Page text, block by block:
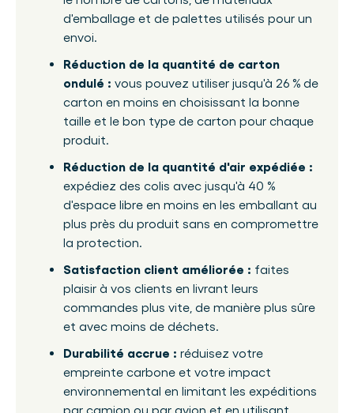
d'emballage et de palettes utilisés pour un
envoi.
Réduction de la quantité de carton
ondulé : vous pouvez utiliser jusqu'à 26 % de
carton en moins en choisissant la bonne
taille et le bon type de carton pour chaque
produit.
Réduction de la quantité d'air expédiée :
expédiez des colis avec jusqu'à 40 %
d'espace libre en moins en les emballant au
plus près du produit sans en compromettre
la protection.
Satisfaction client améliorée : faites
plaisir à vos clients en livrant leurs
commandes plus vite, de manière plus sûre
et avec moins de déchets.
Durabilité accrue : réduisez votre
empreinte carbone et votre impact
environnemental en limitant les expéditions